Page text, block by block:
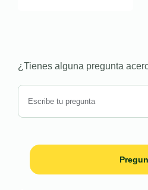
¿Tienes alguna pregunta